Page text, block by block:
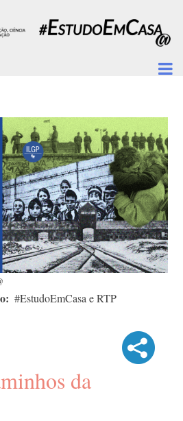
#EstudoEmCasa e RTP
da